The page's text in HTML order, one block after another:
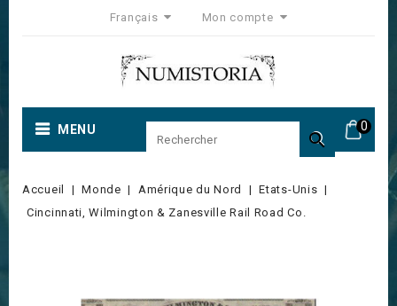
Français Mon compte
0
MENU 
Accueil Monde Amérique du Nord
Etats-Unis
Cincinnati, Wilmington & Zanesville Rail Road Co.